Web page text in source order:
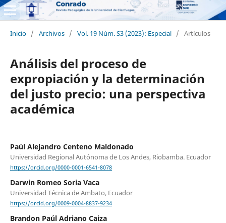
Inicio / Archivos / Vol. 19 Núm. S3 (2023): Especial / Artículos
Análisis del proceso de
expropiación y la determinación
del justo precio: una perspectiva
académica
Paúl Alejandro Centeno Maldonado
Universidad Regional Autónoma de Los Andes, Riobamba. Ecuador
https://orcid.org/0000-0001-6541-8078
Darwin Romeo Soria Vaca
Universidad Técnica de Ambato, Ecuador
https://orcid.org/0009-0004-8837-9234
Brandon Paúl Adriano Caiza